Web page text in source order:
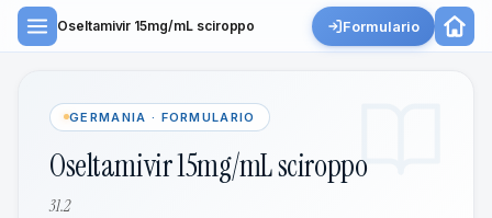
Oseltamivir 15mg/mL sciroppo Formulario
GERMANIA · FORMULARIO
Oseltamivir 15mg/mL sciroppo
31.2